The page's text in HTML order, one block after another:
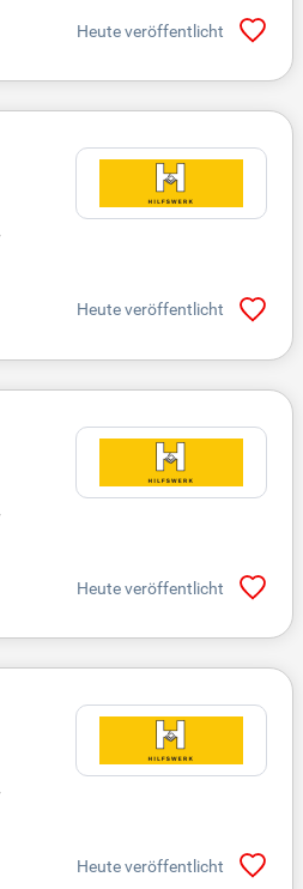
Heute veröffentlicht
Heute veröffentlicht
Heute veröffentlicht
Heute veröffentlicht